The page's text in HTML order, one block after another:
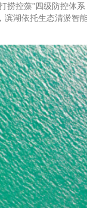
控藻”四级防控体系
湖依托生态清淤智